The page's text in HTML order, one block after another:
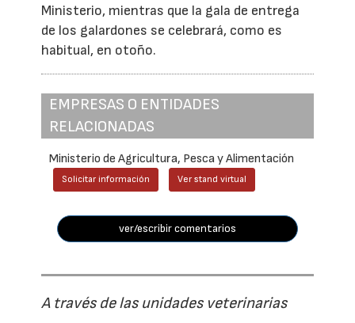
Ministerio, mientras que la gala de entrega
de los galardones se celebrará, como es
habitual, en otoño.
EMPRESAS O ENTIDADES
RELACIONADAS
Ministerio de Agricultura, Pesca y Alimentación
Solicitar información Ver stand virtual
ver/escribir comentarios
A través de las unidades veterinarias